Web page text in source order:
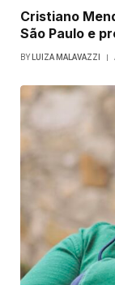
Cristiano
São Paulo e
BY LUIZA MALAVAZZI